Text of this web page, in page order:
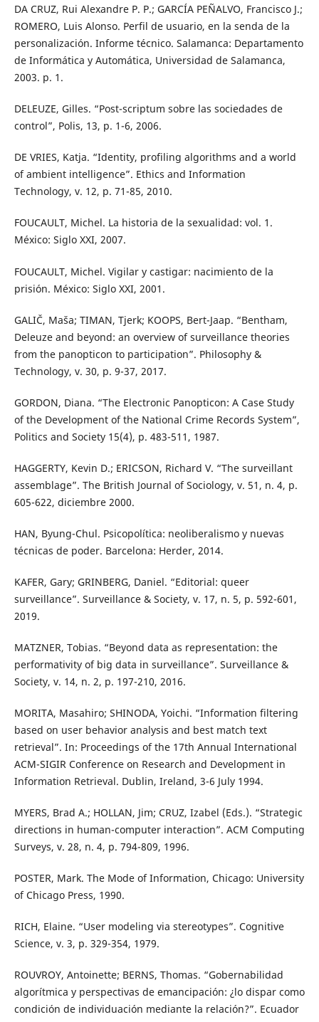
DA CRUZ, Rui Alexandre P. P.; GARCÍA PEÑALVO, Francisco J.;
ROMERO, Luis Alonso. Perfil de usuario, en la senda de la
personalización. Informe técnico. Salamanca: Departamento
de Informática y Automática, Universidad de Salamanca,
2003. p. 1.
DELEUZE, Gilles. “Post-scriptum sobre las sociedades de
control”, Polis, 13, p. 1-6, 2006.
DE VRIES, Katja. “Identity, profiling algorithms and a world
of ambient intelligence”. Ethics and Information
Technology, v. 12, p. 71-85, 2010.
FOUCAULT, Michel. La historia de la sexualidad: vol. 1.
México: Siglo XXI, 2007.
FOUCAULT, Michel. Vigilar y castigar: nacimiento de la
prisión. México: Siglo XXI, 2001.
GALIČ, Maša; TIMAN, Tjerk; KOOPS, Bert-Jaap. “Bentham,
Deleuze and beyond: an overview of surveillance theories
from the panopticon to participation”. Philosophy &
Technology, v. 30, p. 9-37, 2017.
GORDON, Diana. “The Electronic Panopticon: A Case Study
of the Development of the National Crime Records System”,
Politics and Society 15(4), p. 483-511, 1987.
HAGGERTY, Kevin D.; ERICSON, Richard V. “The surveillant
assemblage”. The British Journal of Sociology, v. 51, n. 4, p.
605-622, diciembre 2000.
HAN, Byung-Chul. Psicopolítica: neoliberalismo y nuevas
técnicas de poder. Barcelona: Herder, 2014.
KAFER, Gary; GRINBERG, Daniel. “Editorial: queer
surveillance”. Surveillance & Society, v. 17, n. 5, p. 592-601,
2019.
MATZNER, Tobias. “Beyond data as representation: the
performativity of big data in surveillance”. Surveillance &
Society, v. 14, n. 2, p. 197-210, 2016.
MORITA, Masahiro; SHINODA, Yoichi. “Information filtering
based on user behavior analysis and best match text
retrieval”. In: Proceedings of the 17th Annual International
ACM-SIGIR Conference on Research and Development in
Information Retrieval. Dublin, Ireland, 3-6 July 1994.
MYERS, Brad A.; HOLLAN, Jim; CRUZ, Izabel (Eds.). “Strategic
directions in human-computer interaction”. ACM Computing
Surveys, v. 28, n. 4, p. 794-809, 1996.
POSTER, Mark. The Mode of Information, Chicago: University
of Chicago Press, 1990.
RICH, Elaine. “User modeling via stereotypes”. Cognitive
Science, v. 3, p. 329-354, 1979.
ROUVROY, Antoinette; BERNS, Thomas. “Gobernabilidad
algorítmica y perspectivas de emancipación: ¿lo dispar como
condición de individuación mediante la relación?”. Ecuador